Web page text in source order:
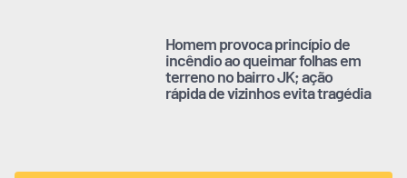
Homem provoca princípio de
incêndio ao queimar folhas em
terreno no bairro JK; ação
rápida de vizinhos evita tragédia